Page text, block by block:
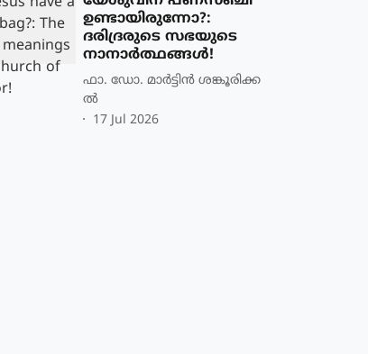
ഉണ്ടായിരുന്നോ?:
ദരിദ്രരുടെ സഭയുടെ
നാനാർത്ഥങ്ങൾ!
ഫാ. ഡോ. മാര്‍ട്ടിന്‍ ശങ്കൂരിക്ക
ല്‍
17 Jul 2026